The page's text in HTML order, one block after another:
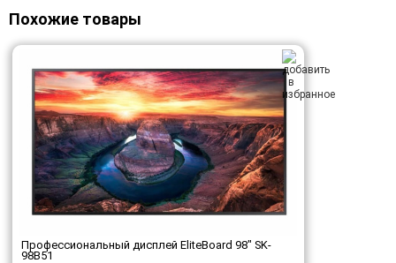
Похожие товары
Профессиональный дисплей EliteBoard 98" SK-
98B51